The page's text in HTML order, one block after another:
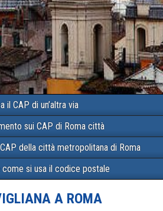
il CAP di un’altra via
sui CAP di Roma città
della città metropolitana di Roma
come si usa il codice postale
A ROMA